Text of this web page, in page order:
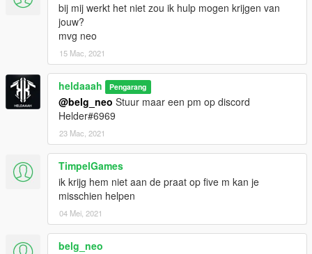
bij mij werkt het niet zou ik hulp mogen krijgen van
jouw?
mvg neo
15 Mac, 2021
heldaaah Pengarang
@belg_neo Stuur maar een pm op discord
Helder#6969
23 Mac, 2021
TimpelGames
ik krijg hem niet aan de praat op five m kan je
misschien helpen
04 Mei, 2021
belg_neo